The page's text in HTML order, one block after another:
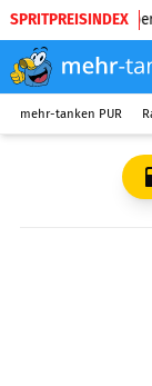
SPRITPREISINDEX
Diesel Super
mehr-tanken PUR